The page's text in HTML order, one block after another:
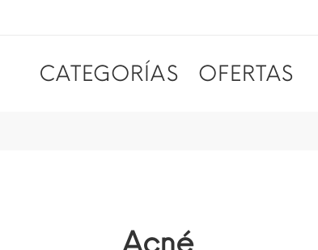
CATEGORÍAS OFERTAS